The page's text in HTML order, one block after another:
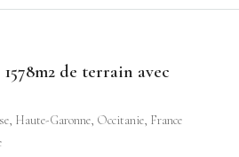
de terrain avec
Haute-Garonne, Occitanie, France